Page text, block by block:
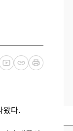
왔다.